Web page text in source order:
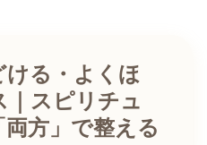
る・よくほ
｜スピリチュ
方」で整える